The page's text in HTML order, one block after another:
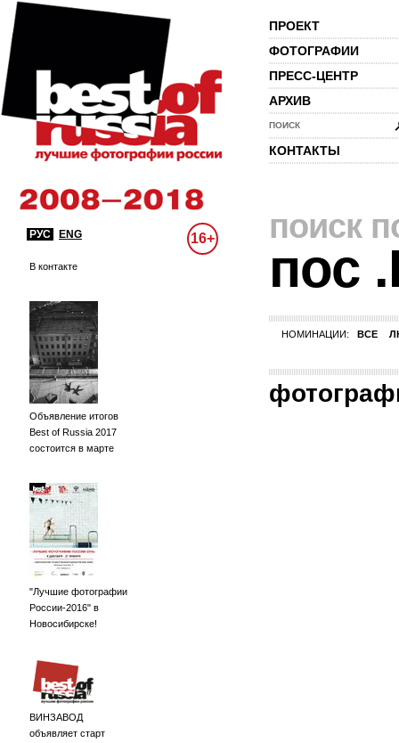
ПРОЕКТ
ФОТОГРАФИИ
ПРЕСС-ЦЕНТР
АРХИВ
ПОИСК
КОНТАКТЫ
РУС ENG 16+
В контакте
Объявление итогов
Best of Russia 2017
состоится в марте
"Лучшие фотографии
России-2016" в
Новосибирске!
ВИНЗАВОД
объявляет старт
поиск
пос
НОМИНАЦИИ: ВСЕ